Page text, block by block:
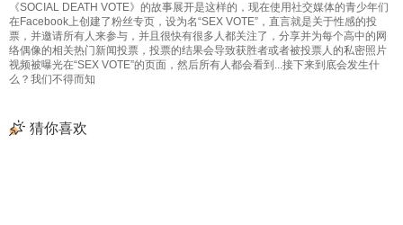
《SOCIAL DEATH VOTE》的故事展开是这样的，现在使用社交媒体的青少年们
在Facebook上创建了粉丝专页，设为名“SEX VOTE”，直言就是关于性感的投
票，并邀请所有人来参与，并且很快有很多人都关注了，分享并为每个高中的网
络偶像的相关热门新闻投票，投票的结果会导致获胜者或者被投票人的私密照片
视频被曝光在“SEX VOTE”的页面，然后所有人都会看到...接下来到底会发生什
么？我们不得而知
猜你喜欢